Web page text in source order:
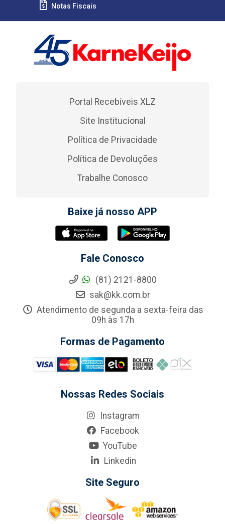
Notas Fiscais
Portal Recebíveis XLZ
Site Institucional
Política de Privacidade
Política de Devoluções
Trabalhe Conosco
Baixe já nosso APP
Fale Conosco
(81) 2121-8800
sak@kk.com.br
Atendimento de segunda a sexta-feira das
09h às 17h
Formas de Pagamento
Nossas Redes Sociais
Instagram
Facebook
YouTube
Linkedin
Site Seguro